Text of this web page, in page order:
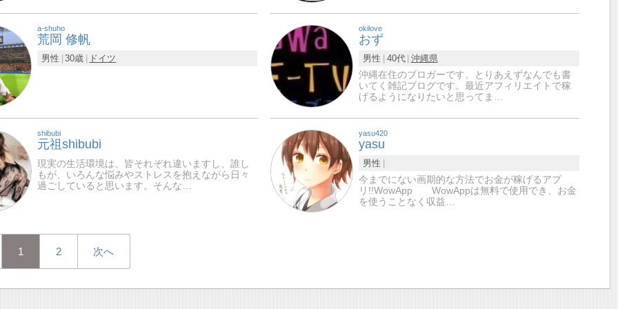
a-shuho
荒岡 修帆
男性 30歳 ドイツ
okilove
おず
男性 40代 沖縄県
沖縄在住のブロガーです。とりあえずなんでも書
いてく雑記ブログです。最近アフィリエイトで稼
げるようになりたいと思ってま…
shibubi
元祖shibubi
現実の生活環境は、皆それぞれ違いますし、誰し
もが、いろんな悩みやストレスを抱えながら日々
過ごしていると思います。そんな…
yasu420
yasu
男性
今までにない画期的な方法でお金が稼げるアプ
リ!!WowApp WowAppは無料で使用でき、お金
を使うことなく収益…
1 2 次へ